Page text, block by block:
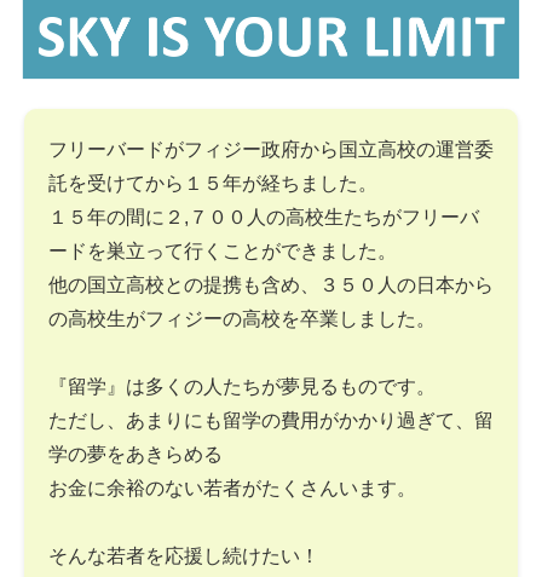
フリーバードがフィジー政府から国立高校の運営委
託を受けてから１５年が経ちました。
１５年の間に２,７００人の高校生たちがフリーバ
ードを巣立って行くことができました。
他の国立高校との提携も含め、３５０人の日本から
の高校生がフィジーの高校を卒業しました。
『留学』は多くの人たちが夢見るものです。
ただし、あまりにも留学の費用がかかり過ぎて、留
学の夢をあきらめる
お金に余裕のない若者がたくさんいます。
そんな若者を応援し続けたい！